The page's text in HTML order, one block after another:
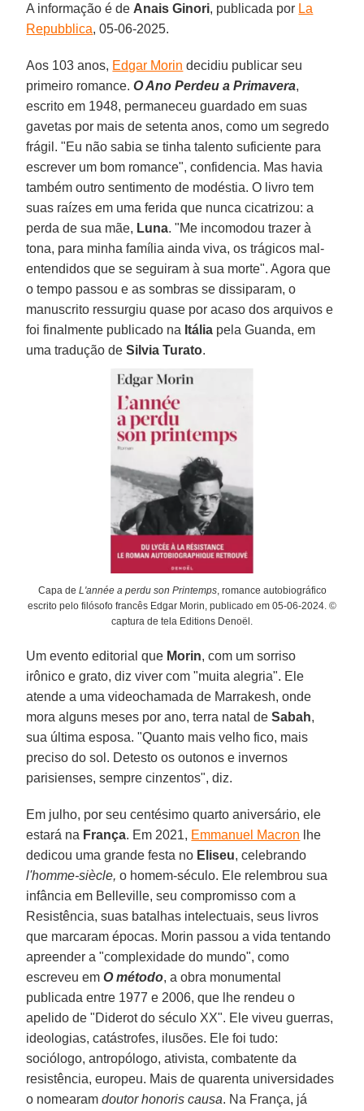
A informação é de Anais Ginori, publicada por La
Repubblica, 05-06-2025.
Aos 103 anos, Edgar Morin decidiu publicar seu
primeiro romance.O Ano Perdeu a Primavera,
escrito em 1948, permaneceu guardado em suas
gavetas por mais de setenta anos, como um segredo
frágil. "Eu não sabia se tinha talento suficiente para
escrever um bom romance", confidencia. Mas havia
também outro sentimento de modéstia. O livro tem
suas raízes em uma ferida que nunca cicatrizou: a
perda de sua mãe, Luna. "Me incomodou trazer à
tona, para minha família ainda viva, os trágicos mal-
entendidos que se seguiram à sua morte". Agora que
o tempo passou e as sombras se dissiparam, o
manuscrito ressurgiu quase por acaso dos arquivos e
foi finalmente publicado na Itália pela Guanda, em
uma tradução de Silvia Turato.
Capa de L'année a perdu son Printemps, romance autobiográfico
escrito pelo filósofo francês Edgar Morin, publicado em 05-06-2024. ©
captura de tela Editions Denoël.
Um evento editorial que Morin, com um sorriso
irônico e grato, diz viver com "muita alegria". Ele
atende a uma videochamada de Marrakesh, onde
mora alguns meses por ano, terra natal deSabah,
sua última esposa. "Quanto mais velho fico, mais
preciso do sol. Detesto os outonos e invernos
parisienses, sempre cinzentos", diz.
Em julho, por seu centésimo quarto aniversário, ele
estará na França. Em 2021, Emmanuel Macron lhe
dedicou uma grande festa no Eliseu, celebrando
l'homme-siècle, o homem-século. Ele relembrou sua
infância em Belleville, seu compromisso com a
Resistência, suas batalhas intelectuais, seus livros
que marcaram épocas. Morin passou a vida tentando
apreender a "complexidade do mundo", como
escreveu emO método, a obra monumental
publicada entre 1977 e 2006, que lhe rendeu o
apelido de "Diderot do século XX". Ele viveu guerras,
ideologias, catástrofes, ilusões. Ele foi tudo:
sociólogo, antropólogo, ativista, combatente da
resistência, europeu. Mais de quarenta universidades
o nomearamdoutor honoris causa. Na França, já